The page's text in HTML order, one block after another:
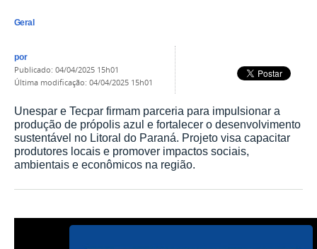
Geral
por
publicado: 04/04/2025 15h01
última modificação: 04/04/2025 15h01
Unespar e Tecpar firmam parceria para impulsionar a
produção de própolis azul e fortalecer o desenvolvimento
sustentável no Litoral do Paraná. Projeto visa capacitar
produtores locais e promover impactos sociais,
ambientais e econômicos na região.